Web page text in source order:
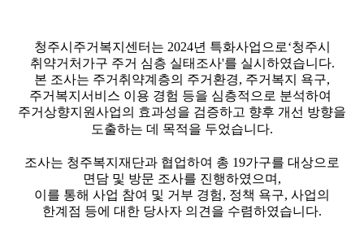
청주시주거복지센터는 2024년 특화사업으로‘청주시
취약거처가구 주거 심층 실태조사'를 실시하였습니다.
본 조사는 주거취약계층의 주거환경, 주거복지 욕구,
주거복지서비스 이용 경험 등을 심층적으로 분석하여
주거상향지원사업의 효과성을 검증하고 향후 개선 방향을
도출하는 데 목적을 두었습니다.
조사는 청주복지재단과 협업하여 총 19가구를 대상으로
면담 및 방문 조사를 진행하였으며,
이를 통해 사업 참여 및 거부 경험, 정책 욕구, 사업의
한계점 등에 대한 당사자 의견을 수렴하였습니다.